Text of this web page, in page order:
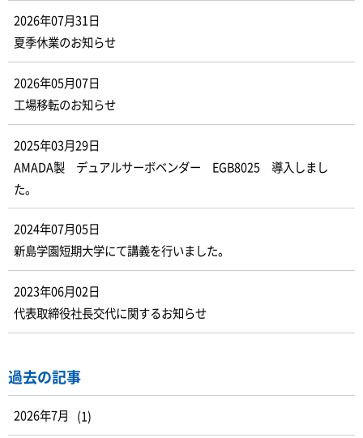
2026年07月31日
夏季休業のお知らせ
2026年05月07日
工場移転のお知らせ
2025年03月29日
AMADA製 デュアルサーボベンダー EGB8025 導入しまし
た。
2024年07月05日
新島学園短期大学にて講義を行いました。
2023年06月02日
代表取締役社長交代に関するお知らせ
過去の記事
2026年7月 (1)